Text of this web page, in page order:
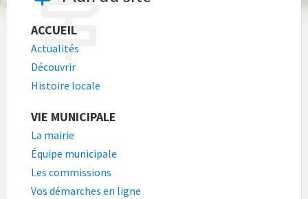
ACCUEIL
Actualités
Découvrir
Histoire locale
VIE MUNICIPALE
La mairie
Équipe municipale
Les commissions
Vos démarches en ligne